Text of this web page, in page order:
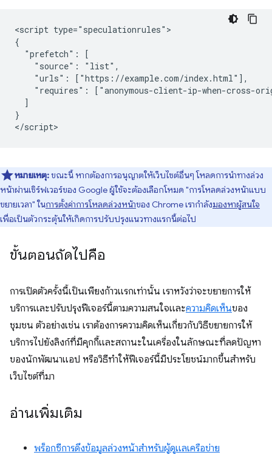
<script type="speculationrules">
{
  "prefetch": [
    "source": "list",
    "urls": ["https://example.com/index.html"],
"requires": ["anonymous-client-ip-when-cross-
  ]
}
หมายเหตุ: ขณะนี้ หากต้องการอนุญาตให้เว็บไซต์อื่นๆ โหลดการนําทางล่วง
หน้าผ่านเซิร์ฟเวอร์ของ Google ผู้ใช้จะต้องเลือกโหมด "การโหลดล่วงหน้าแบบ
ขยายเวลา" ในการตั้งค่าการโหลดล่วงหน้าของ Chrome เรากำลังมองหาผู้สนใจ
เพื่อเป็นตัวกระตุ้นให้เกิดการปรับปรุงแนวทางแรกนี้ต่อไป
ขั้นตอนถัดไปคือ
การเปิดตัวครั้งนี้เป็นเพียงก้าวแรกเท่านั้น เราหวังว่าจะขยายการให้
บริการและปรับปรุงฟีเจอร์นี้ตามความสนใจและความคิดเห็นของ
ชุมชน ตัวอย่างเช่น เราต้องการความคิดเห็นเกี่ยวกับวิธีขยายการให้
บริการไปยังลิงก์ที่มีคุกกี้และสถานะในเครื่องในลักษณะที่ลดปัญหา
ของนักพัฒนาแอป หรือวิธีทําให้ฟีเจอร์นี้มีประโยชน์มากขึ้นสําหรับ
เว็บไซต์ที่มา
อ่านเพิ่มเติม
พร็อกซีการดึงข้อมูลล่วงหน้าสำหรับผู้ดูแลเครือข่าย